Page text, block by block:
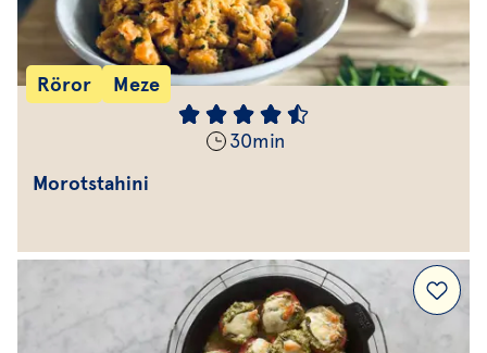
Röror Meze
30min
Morotstahini